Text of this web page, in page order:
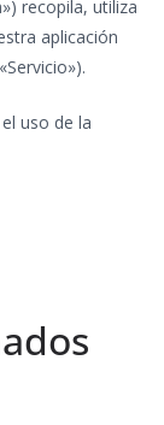
recopila, utiliza
aplicación
uso de la